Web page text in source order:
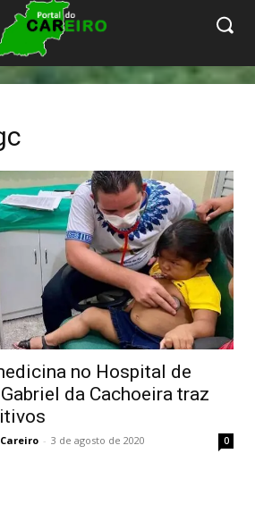
no Hospital de
da Cachoeira traz
- 3 de agosto de 2020 0